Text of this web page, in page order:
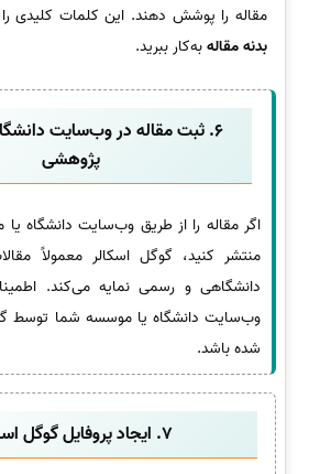
مقاله را پوشش دهند. این کلمات کلیدی
بدنه مقالهبه‌کار ببرید.
6. ثبت مقاله در وب‌سایت
پژوهشی
اگر مقاله را از طریق وب‌سایت دانشگاه
منتشر کنید، گوگل اسکالر معمولاً
دانشگاهی و رسمی نمایه می‌کند.
وب‌سایت دانشگاه یا موسسه شما توسط
شده باشد.
7. ایجاد پروفایل گوگل اسکالر